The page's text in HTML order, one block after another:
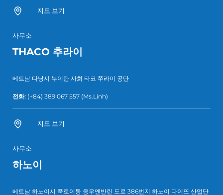
지도 보기
사무소
THACO 추라이
베트남 다낭시 누이탄 사회 타코 쭈라이 공단
전화: (+84) 389 067 557 (Ms.Linh)
지도 보기
사무소
하노이
베트남 하노이시 푹로이동 응우옌반린 도로 386번지 하노이 다이뜨 산업단